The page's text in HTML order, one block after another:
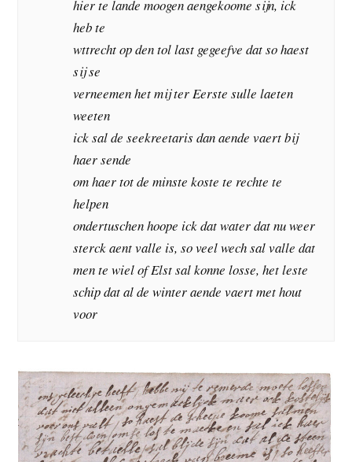
hier te lande moogen aengekoome sijn, ick
heb te
wttrecht op den tol last gegeefve dat so haest
sij se
verneemen het mij ter Eerste sulle laeten
weeten
ick sal de seekreetaris dan aende vaert bij
haer sende
om haer tot de minste koste te rechte te
helpen
ondertuschen hoope ick dat water dat nu weer
sterck aent valle is, so veel wech sal valle dat
men te wiel of Elst sal konne losse, het leste
schip dat al de winter aende vaert met hout
voor